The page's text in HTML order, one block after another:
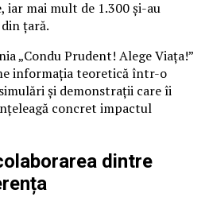
iar mai mult de 1.300 și-au
țară.
„Condu Prudent! Alege Viața!”
informația teoretică într-o
și demonstrații care îi
concret impactul
dintre